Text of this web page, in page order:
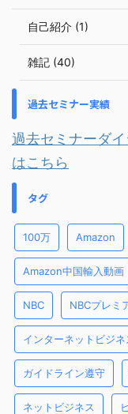
自己紹介 (1)
雑記 (40)
過去セミナー実績
過去セミナーダ
はこちら
タグ
100万 Amazon
Amazon中国輸入動画
NBC NBCプレミ
インターネットビジネ
ガイドライン遵守
ネットビジネス